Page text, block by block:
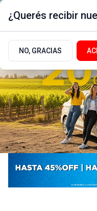
¿Querés recibir
NO, GRACIAS